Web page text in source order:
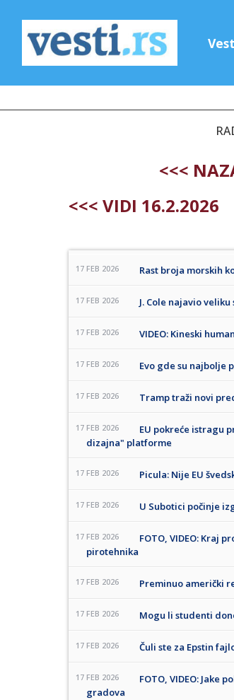
<<<
<<< VIDI 16.2.2026
17 FEB 2026 Rast broja morskih
17 FEB 2026 J. Cole najavio
17 FEB 2026 VIDEO: Kineski
17 FEB 2026 Evo gde su najbolje
17 FEB 2026 Tramp traži novi
17 FEB 2026
EU pokreće istragu
dizajna" platforme
17 FEB 2026 Picula: Nije EU
17 FEB 2026 U Subotici počinje
17 FEB 2026
FOTO, VIDEO: Kraj
pirotehnika
17 FEB 2026 Preminuo američki
17 FEB 2026 Mogu li studenti
17 FEB 2026 Čuli ste za Epstin
17 FEB 2026
FOTO, VIDEO: Jake
gradova